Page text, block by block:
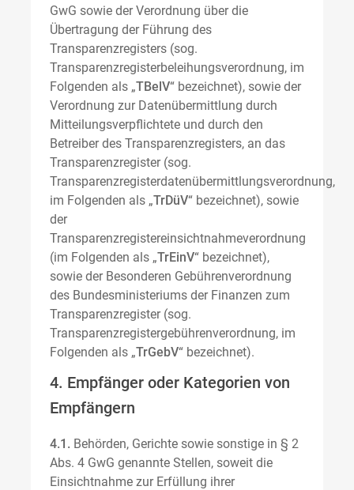
GwG sowie der Verordnung über die
Übertragung der Führung des
Transparenzregisters (sog.
Transparenzregisterbeleihungsverordnung, im
Folgenden als „TBelV“ bezeichnet), sowie der
Verordnung zur Datenübermittlung durch
Mitteilungsverpflichtete und durch den
Betreiber des Transparenzregisters, an das
Transparenzregister (sog.
Transparenzregisterdatenübermittlungsverordnung,
im Folgenden als „TrDüV“ bezeichnet), sowie
der
Transparenzregistereinsichtnahmeverordnung
(im Folgenden als „TrEinV“ bezeichnet),
sowie der Besonderen Gebührenverordnung
des Bundesministeriums der Finanzen zum
Transparenzregister (sog.
Transparenzregistergebührenverordnung, im
Folgenden als „TrGebV“ bezeichnet).
4. Empfänger oder Kategorien von
Empfängern
4.1. Behörden, Gerichte sowie sonstige in § 2
Abs. 4 GwG genannte Stellen, soweit die
Einsichtnahme zur Erfüllung ihrer